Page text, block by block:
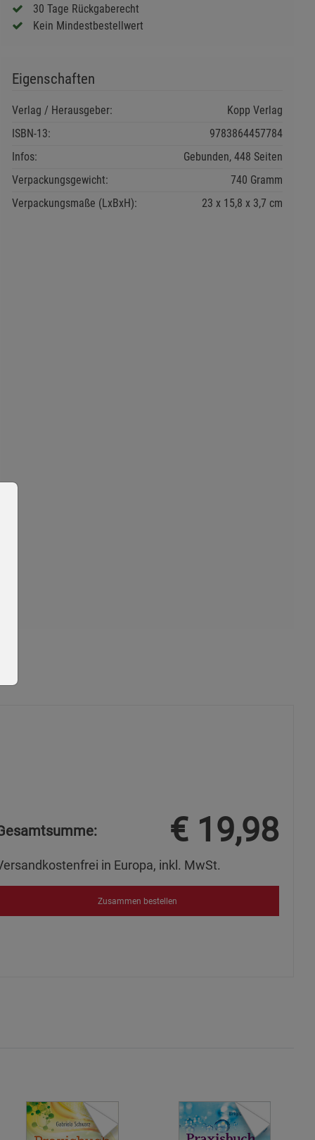
30 Tage Rückgaberecht
Kein Mindestbestellwert
Eigenschaften
Verlag / Herausgeber:
Kopp Verlag
ISBN-13:
9783864457784
Infos:
Gebunden, 448 Seiten
Verpackungsgewicht:
740 Gramm
Verpackungsmaße (LxBxH):
23 15,8 3,7 cm
€ 19,98
in Europa, inkl. MwSt.
Zusammen bestellen